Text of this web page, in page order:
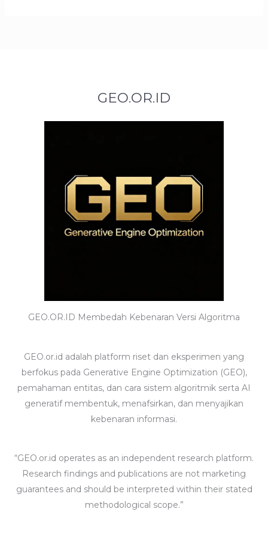
GEO.OR.ID
GEO.OR.ID Membedah Kebenaran Versi Algoritma
GEO.or.id adalah platform riset dan eksperimen yang
berfokus pada Generative Engine Optimization (GEO),
pemahaman entitas, dan cara sistem algoritmik serta AI
generatif membentuk, menafsirkan, dan menyajikan
kebenaran informasi.
“GEO.or.id operates as an independent research platform.
Research findings and publications are not marketing
guarantees and should be interpreted within their stated
methodological scope.”